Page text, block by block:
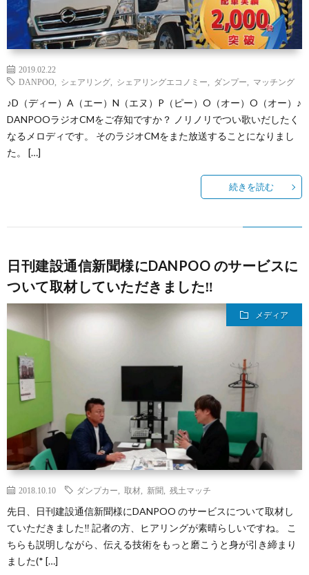
2019.02.22
DANPOO
シェアリング シェアリングエコノミー ダンプー マッチング
♪D（ディー）A（エー）N（エヌ）P（ピー）O（オー）O（オー）♪
DANPOOラジオCMをご存知ですか？ ノリノリでつい歌いだしたく
なるメロディです。 そのラジオCMをまた放送することになりまし
た。 […]
続きを読む
日刊建設通信新聞様にDANPOO のサービスに
ついて取材していただきました‼️
メディア
2018.10.10 ダンプカー 取材 新聞 残土マッチ
先日、日刊建設通信新聞様にDANPOO のサービスについて取材し
ていただきました‼️ 記者の方、ヒアリングが素晴らしいですね。 こ
ちらも説明しながら、伝える技術をもっと磨こうと身が引き締まり
ました(* […]